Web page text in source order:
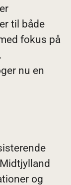
til både
fokus på
nu en
og